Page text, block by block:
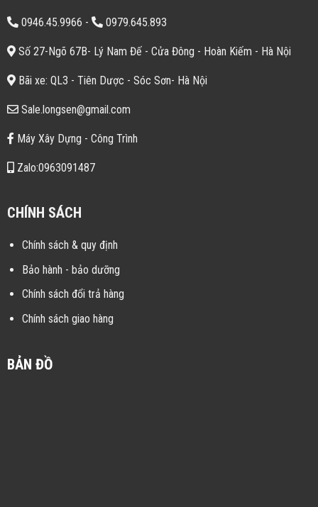
0946.45.9966 - 0979.645.893
Số 27-Ngõ 67B- Lý Nam Đế - Cửa Đông - Hoàn Kiếm - Hà Nội
Bãi xe: QL3 - Tiên Dược - Sóc Sơn- Hà Nội
Sale.longsen@gmail.com
Máy Xây Dựng - Công Trình
Zalo:0963091487
CHÍNH SÁCH
Chính sách & quy định
Bảo hành - bảo dưỡng
Chính sách đổi trả hàng
Chính sách giao hàng
BẢN ĐỒ